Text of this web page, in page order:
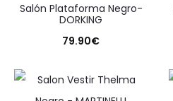
Salón Plataforma Negro-
DORKING
79.90€